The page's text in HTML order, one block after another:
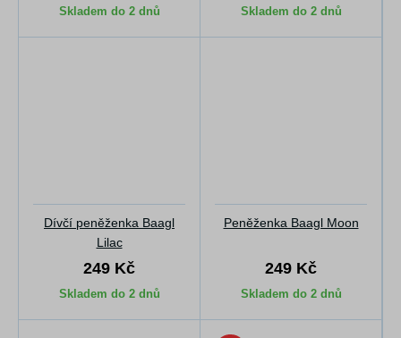
Skladem do 2 dnů Skladem do 2 dnů
Dívčí peněženka Baagl
Lilac
249 Kč
Skladem do 2 dnů
Peněženka Baagl Moon
249 Kč
Skladem do 2 dnů